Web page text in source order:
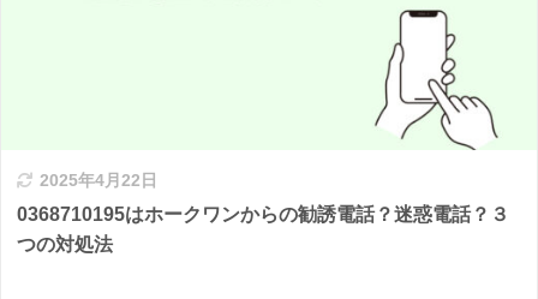
2025年4月22日
0368710195はホークワンからの勧誘電話？迷惑電話？３
つの対処法